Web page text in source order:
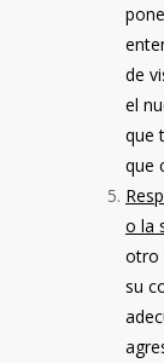
de
el
que
que
o la
otro
su